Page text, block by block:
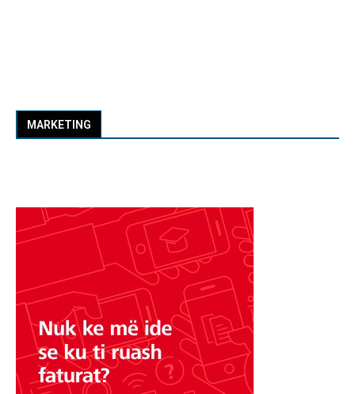
MARKETING